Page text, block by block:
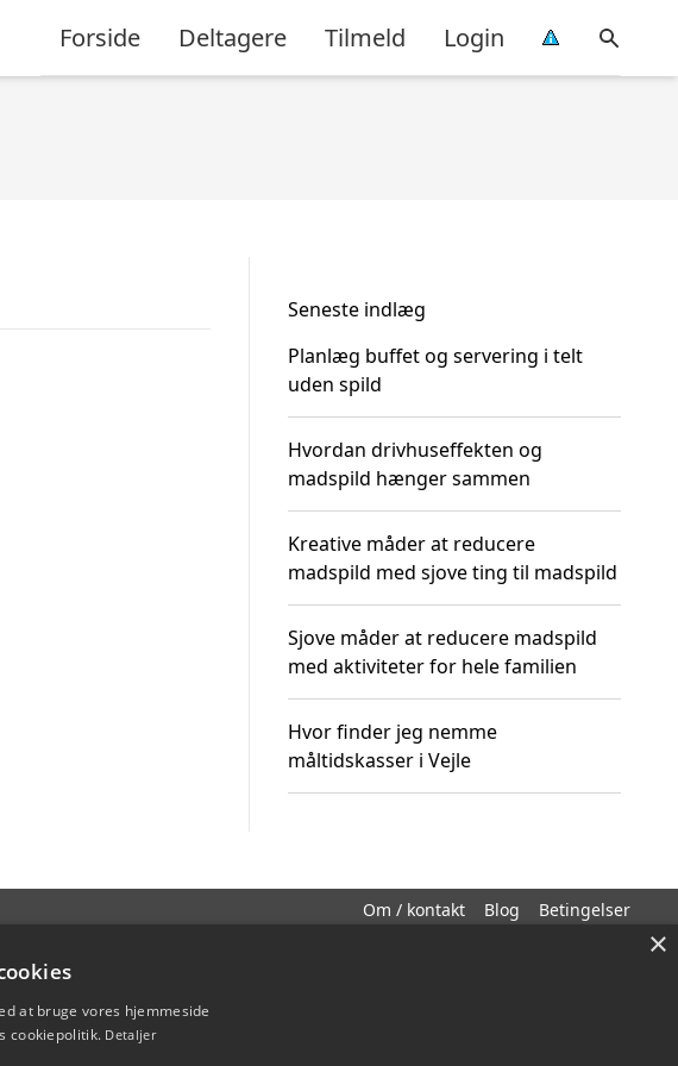
Forside Deltagere Tilmeld Login
Seneste indlæg
Planlæg buffet og servering i telt
uden spild
Hvordan drivhuseffekten og
madspild hænger sammen
Kreative måder at reducere
madspild med sjove ting til madspild
Sjove måder at reducere madspild
med aktiviteter for hele familien
Hvor finder jeg nemme
måltidskasser i Vejle
Om / kontakt Blog Betingelser
×
at bruge vores hjemmeside
cookiepolitik. Detaljer